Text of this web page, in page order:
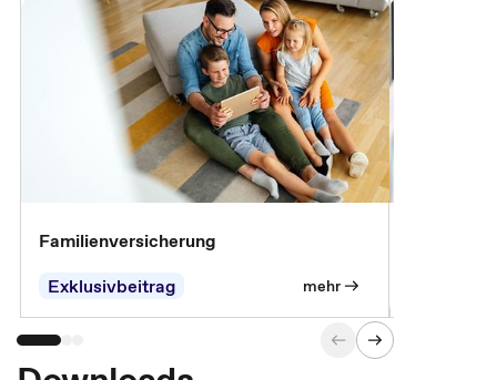
Familienversicherung
Exklusivbeitrag
mehr